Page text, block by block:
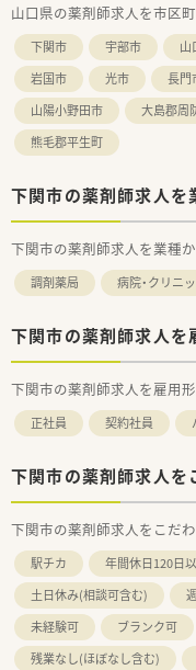
要に応じて一包化
ます。
■店舗における一
で、調剤補助スタ
■在宅では薬剤師
問し医師に対して
歩進んだ在宅医療
ipadが支給されま
■時短制度が小学
■年間休日126日（
数です。また入社
ッシュ休暇（社員
＜こんな方にもお
■プライベートも
たい方
■薬剤師としての
■新しいことにも
山口県の薬剤師求人を市区
下関市 宇部市 山
岩国市
光市 長門
山陽小野田市
大島郡周
熊毛郡平生町
下関市の薬剤師求人を
下関市の薬剤師求人を業種
調剤薬局 病院・クリニ
下関市の薬剤師求人を
下関市の薬剤師求人を雇用
正社員 契約社員
下関市の薬剤師求人を
下関市の薬剤師求人をこだ
駅チカ 年間休日120日
土日休み(相談可含む)
未経験可
ブランク可
残業なし(ほぼなし含む)